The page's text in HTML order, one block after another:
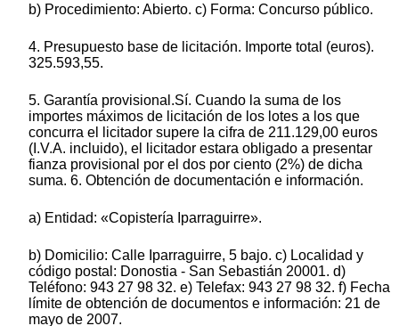
b) Procedimiento: Abierto. c) Forma: Concurso público.
4. Presupuesto base de licitación. Importe total (euros).
325.593,55.
5. Garantía provisional.Sí. Cuando la suma de los
importes máximos de licitación de los lotes a los que
concurra el licitador supere la cifra de 211.129,00 euros
(I.V.A. incluido), el licitador estara obligado a presentar
fianza provisional por el dos por ciento (2%) de dicha
suma. 6. Obtención de documentación e información.
a) Entidad: «Copistería Iparraguirre».
b) Domicilio: Calle Iparraguirre, 5 bajo. c) Localidad y
código postal: Donostia - San Sebastián 20001. d)
Teléfono: 943 27 98 32. e) Telefax: 943 27 98 32. f) Fecha
límite de obtención de documentos e información: 21 de
mayo de 2007.